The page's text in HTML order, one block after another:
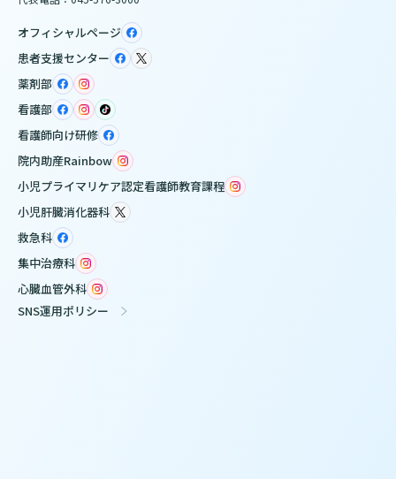
オフィシャルページ
患者支援センター
薬剤部
看護部
看護師向け研修
院内助産Rainbow
小児プライマリケア認定看護師教育課程
小児肝臓消化器科
救急科
集中治療科
心臓血管外科
SNS運用ポリシー